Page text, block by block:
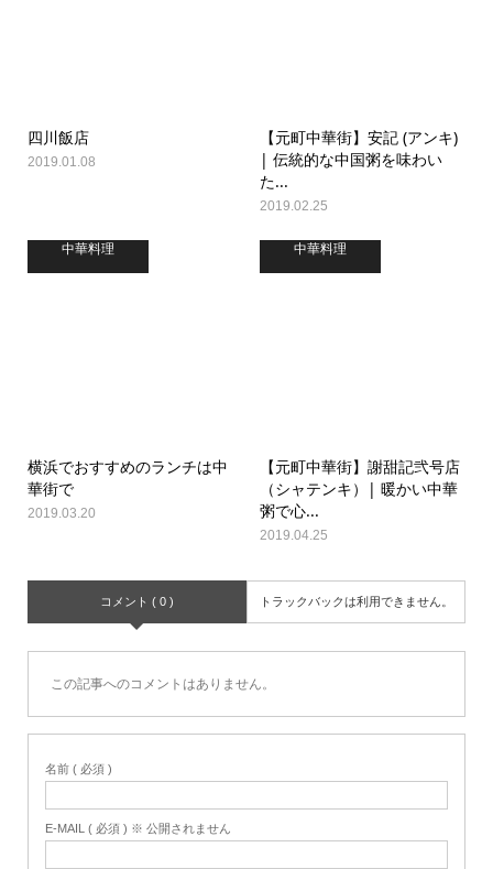
四川飯店
2019.01.08
【元町中華街】安記 (アンキ)
| 伝統的な中国粥を味わい
た...
2019.02.25
中華料理
横浜でおすすめのランチは中
華街で
2019.03.20
中華料理
【元町中華街】謝甜記弐号店
（シャテンキ）| 暖かい中華
粥で心...
2019.04.25
コメント ( 0 ) トラックバックは利用できません。
この記事へのコメントはありません。
名前 ( 必須 )
E-MAIL ( 必須 ) ※ 公開されません